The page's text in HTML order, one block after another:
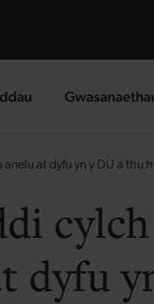
page landing page
at dyfu yn y DU a thu
dyfu